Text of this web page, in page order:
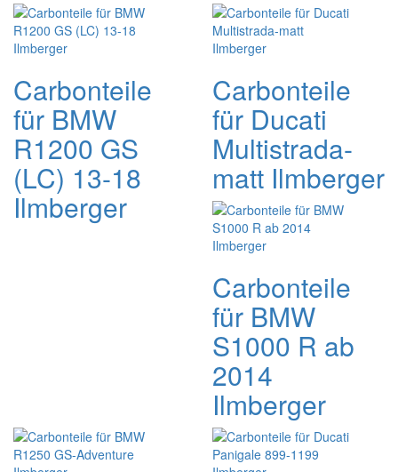
Carbonteile
für BMW
R1200 GS
(LC) 13-18
Ilmberger
Carbonteile
für Ducati
Multistrada-
matt Ilmberger
Carbonteile
für BMW
S1000 R ab
2014
Ilmberger